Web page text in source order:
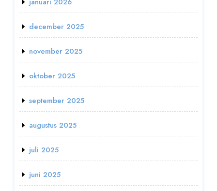
december 2025
november 2025
oktober 2025
september 2025
augustus 2025
juli 2025
juni 2025